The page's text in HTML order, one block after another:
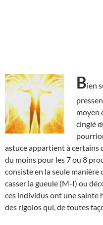
Bien
moyen
cinglé
astuce appartient à certains
du moins pour les 7 ou 8
consiste en la seule manière
casser la gueule (M-I) ou
ces individus ont une sainte
des rigolos qui, de toutes